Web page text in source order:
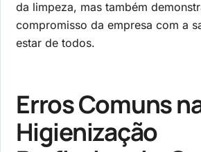
da limpeza, mas também
compromisso da empresa com a
estar de todos.
Erros Comuns
Higienização